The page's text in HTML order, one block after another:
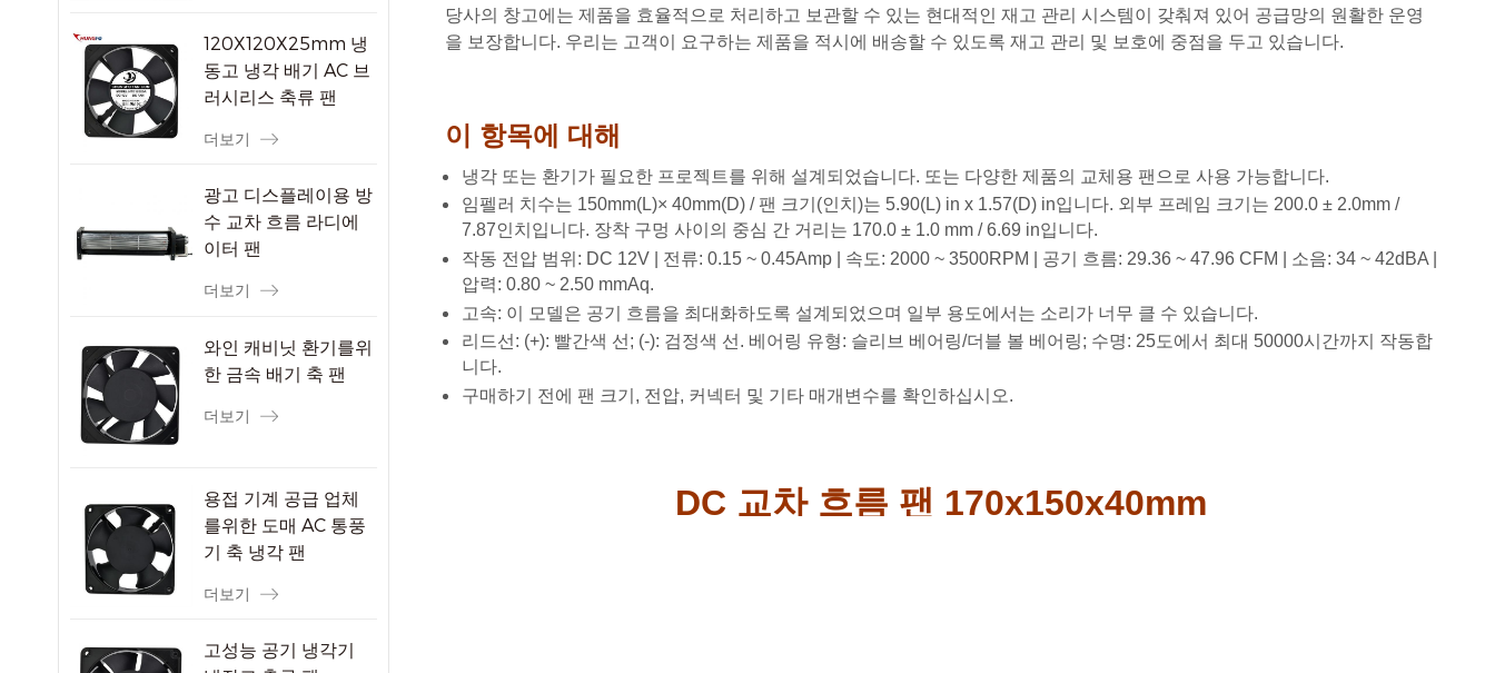
120X120X25mm 냉
동고 냉각 배기 AC 브
러시리스 축류 팬
더보기
광고 디스플레이용 방
수 교차 흐름 라디에
이터 팬
더보기
와인 캐비닛 환기를위
한 금속 배기 축 팬
더보기
용접 기계 공급 업체
를위한 도매 AC 통풍
기 축 냉각 팬
더보기
고성능 공기 냉각기
당사의 창고에는 제품을 효율적으로 처리하고 보관할 수 있는 현대적인 재고 관리 시스템이 갖춰져 있어 공급망의 원활한 운영
을 보장합니다. 우리는 고객이 요구하는 제품을 적시에 배송할 수 있도록 재고 관리 및 보호에 중점을 두고 있습니다.
이 항목에 대해
냉각 또는 환기가 필요한 프로젝트를 위해 설계되었습니다. 또는 다양한 제품의 교체용 팬으로 사용 가능합니다.
임펠러 치수는 150mm(L)× 40mm(D) / 팬 크기(인치)는 5.90(L) in x 1.57(D) in입니다. 외부 프레임 크기는 200.0 ± 2.0mm /
7.87인치입니다. 장착 구멍 사이의 중심 간 거리는 170.0 ± 1.0 mm / 6.69 in입니다.
작동 전압 범위: DC 12V | 전류: 0.15 ~ 0.45Amp | 속도: 2000 ~ 3500RPM | 공기 흐름: 29.36 ~ 47.96 CFM | 소음: 34 ~ 42dBA |
압력: 0.80 ~ 2.50 mmAq.
고속: 이 모델은 공기 흐름을 최대화하도록 설계되었으며 일부 용도에서는 소리가 너무 클 수 있습니다.
리드선: (+): 빨간색 선; (-): 검정색 선. 베어링 유형: 슬리브 베어링/더블 볼 베어링; 수명: 25도에서 최대 50000시간까지 작동합
니다.
구매하기 전에 팬 크기, 전압, 커넥터 및 기타 매개변수를 확인하십시오.
DC 교차 흐름 팬 170x150x40mm